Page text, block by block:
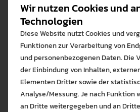
Einer der neuen Studierenden ist
ein bisschen aufgeregt am
war schon ein paar mal in
hat sich für das
entschieden. Er kennt
Weingarten empfohlen haben.
ich freue mich“, sagt Nera Mattes
studiert Lehramt Grundschule.
Wir nutzen Cookies und
Technologien
Diese Website nutzt Cookies und
Funktionen zur Verarbeitung von
und personenbezogenen Daten. Die
der Einbindung von Inhalten,
Elementen Dritter sowie der
Analyse/Messung. Je nach Funktion
an Dritte weitergegeben und an